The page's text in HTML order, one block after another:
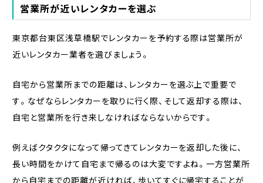
営業所が近いレンタカーを選ぶ
東京都台東区浅草橋駅でレンタカーを予約する際は営業所が
近いレンタカー業者を選びましょう。
自宅から営業所までの距離は、レンタカーを選ぶ上で重要で
す。なぜならレンタカーを取りに行く際、そして返却する際は、
自宅と営業所を行き来しなければならないからです。
例えばクタクタになって帰ってきてレンタカーを返却した後に、
長い時間をかけて自宅まで帰るのは大変ですよね。一方営業所
から自宅までの距離が近ければ、歩いてすぐに帰宅することが